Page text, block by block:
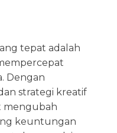
tepat adalah
Dengan
strategi kreatif
mengubah
keuntungan